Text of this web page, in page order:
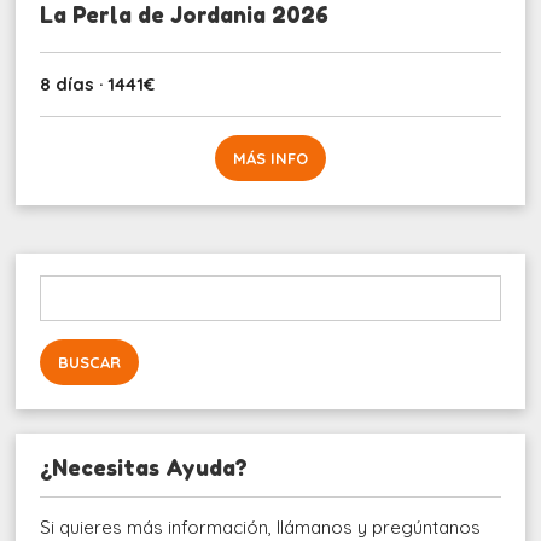
La Perla de Jordania 2026
8 días · 1441€
MÁS INFO
¿Necesitas Ayuda?
Si quieres más información, llámanos y pregúntanos